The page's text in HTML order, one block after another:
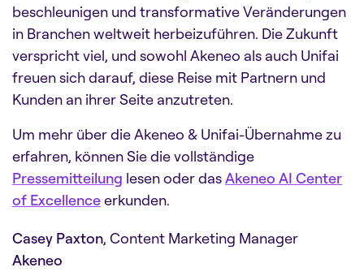
beschleunigen und transformative Veränderungen
in Branchen weltweit herbeizuführen. Die Zukunft
verspricht viel, und sowohl Akeneo als auch Unifai
freuen sich darauf, diese Reise mit Partnern und
Kunden an ihrer Seite anzutreten.
Um mehr über die Akeneo & Unifai-Übernahme zu
erfahren, können Sie die vollständige
Pressemitteilung lesen oder dasAkeneo AI Center
of Excellenceerkunden.
Casey Paxton, Content Marketing Manager
Akeneo